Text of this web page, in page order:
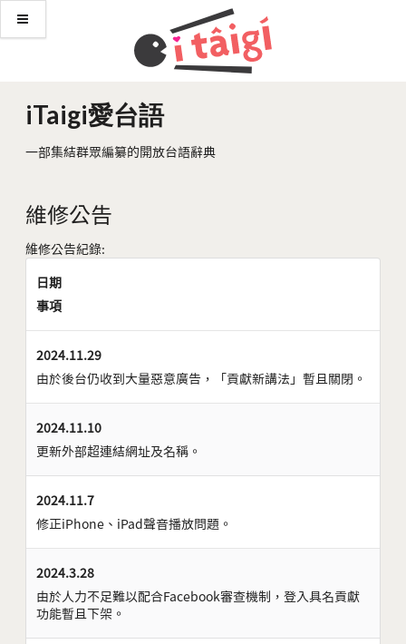
iTaigi愛台語
一部集結群眾編纂的開放台語辭典
維修公告
維修公告紀錄:
日期
事項
2024.11.29
由於後台仍收到大量惡意廣告，「貢獻新講法」暫且關閉。
2024.11.10
更新外部超連結網址及名稱。
2024.11.7
修正iPhone、iPad聲音播放問題。
2024.3.28
由於人力不足難以配合Facebook審查機制，登入具名貢獻
功能暫且下架。